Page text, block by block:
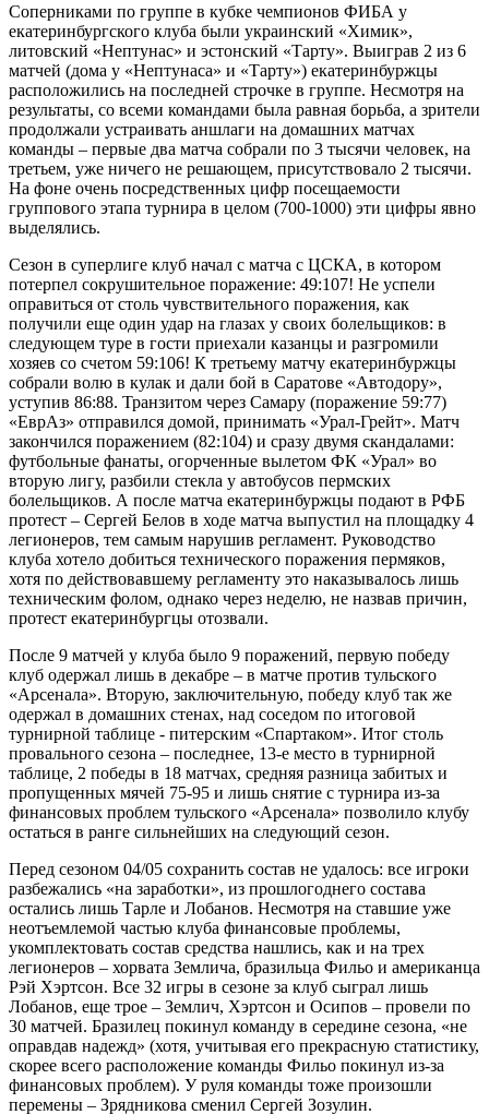
Соперниками по группе в кубке чемпионов ФИБА у
екатеринбургского клуба были украинский «Химик»,
литовский «Нептунас» и эстонский «Тарту». Выиграв 2 из 6
матчей (дома у «Нептунаса» и «Тарту») екатеринбуржцы
расположились на последней строчке в группе. Несмотря на
результаты, со всеми командами была равная борьба, а зрители
продолжали устраивать аншлаги на домашних матчах
команды – первые два матча собрали по 3 тысячи человек, на
третьем, уже ничего не решающем, присутствовало 2 тысячи.
На фоне очень посредственных цифр посещаемости
группового этапа турнира в целом (700-1000) эти цифры явно
выделялись.
Сезон в суперлиге клуб начал с матча с ЦСКА, в котором
потерпел сокрушительное поражение: 49:107! Не успели
оправиться от столь чувствительного поражения, как
получили еще один удар на глазах у своих болельщиков: в
следующем туре в гости приехали казанцы и разгромили
хозяев со счетом 59:106! К третьему матчу екатеринбуржцы
собрали волю в кулак и дали бой в Саратове «Автодору»,
уступив 86:88. Транзитом через Самару (поражение 59:77)
«ЕврАз» отправился домой, принимать «Урал-Грейт». Матч
закончился поражением (82:104) и сразу двумя скандалами:
футбольные фанаты, огорченные вылетом ФК «Урал» во
вторую лигу, разбили стекла у автобусов пермских
болельщиков. А после матча екатеринбуржцы подают в РФБ
протест – Сергей Белов в ходе матча выпустил на площадку 4
легионеров, тем самым нарушив регламент. Руководство
клуба хотело добиться технического поражения пермяков,
хотя по действовавшему регламенту это наказывалось лишь
техническим фолом, однако через неделю, не назвав причин,
протест екатеринбургцы отозвали.
После 9 матчей у клуба было 9 поражений, первую победу
клуб одержал лишь в декабре – в матче против тульского
«Арсенала». Вторую, заключительную, победу клуб так же
одержал в домашних стенах, над соседом по итоговой
турнирной таблице - питерским «Спартаком». Итог столь
провального сезона – последнее, 13-е место в турнирной
таблице, 2 победы в 18 матчах, средняя разница забитых и
пропущенных мячей 75-95 и лишь снятие с турнира из-за
финансовых проблем тульского «Арсенала» позволило клубу
остаться в ранге сильнейших на следующий сезон.
Перед сезоном 04/05 сохранить состав не удалось: все игроки
разбежались «на заработки», из прошлогоднего состава
остались лишь Тарле и Лобанов. Несмотря на ставшие уже
неотъемлемой частью клуба финансовые проблемы,
укомплектовать состав средства нашлись, как и на трех
легионеров – хорвата Землича, бразильца Фильо и американца
Рэй Хэртсон. Все 32 игры в сезоне за клуб сыграл лишь
Лобанов, еще трое – Землич, Хэртсон и Осипов – провели по
30 матчей. Бразилец покинул команду в середине сезона, «не
оправдав надежд» (хотя, учитывая его прекрасную статистику,
скорее всего расположение команды Фильо покинул из-за
финансовых проблем). У руля команды тоже произошли
перемены – Зрядникова сменил Сергей Зозулин.